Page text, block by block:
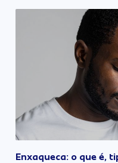
Enxaqueca: o que é,